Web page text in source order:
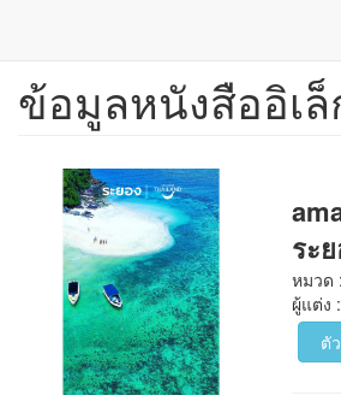
ข้าม
ข้อมูลหนังสืออิเ
ระ
หมวด
ผู้แต่ง
ตั